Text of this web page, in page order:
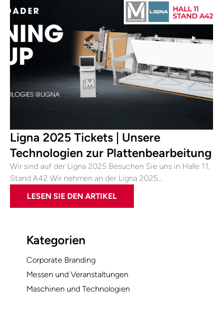
Ligna 2025 Tickets | Unsere
Technologien zur Plattenbearbeitung
Wir sind auf der Ligna 2025 Besuchen Sie uns in Halle 11,
Stand A42 Wir nehmen an der Ligna 2025…
LESEN SIE DEN ARTIKEL
Kategorien
Corporate Branding
Messen und Veranstaltungen
Maschinen und Technologien